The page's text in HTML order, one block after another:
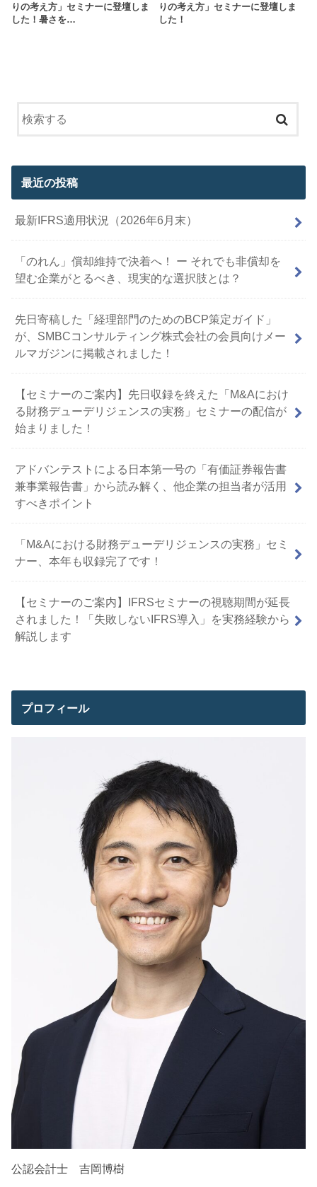
りの考え方」セミナーに登壇しま
した！暑さを…
りの考え方」セミナーに登壇しま
した！
最近の投稿
最新IFRS適用状況（2026年6月末）
「のれん」償却維持で決着へ！ ー それでも非償却を
望む企業がとるべき、現実的な選択肢とは？
先日寄稿した「経理部門のためのBCP策定ガイド」
が、SMBCコンサルティング株式会社の会員向けメー
ルマガジンに掲載されました！
【セミナーのご案内】先日収録を終えた「M&Aにおけ
る財務デューデリジェンスの実務」セミナーの配信が
始まりました！
アドバンテストによる日本第一号の「有価証券報告書
兼事業報告書」から読み解く、他企業の担当者が活用
すべきポイント
「M&Aにおける財務デューデリジェンスの実務」セミ
ナー、本年も収録完了です！
【セミナーのご案内】IFRSセミナーの視聴期間が延長
されました！「失敗しないIFRS導入」を実務経験から
解説します
プロフィール
公認会計士 吉岡博樹